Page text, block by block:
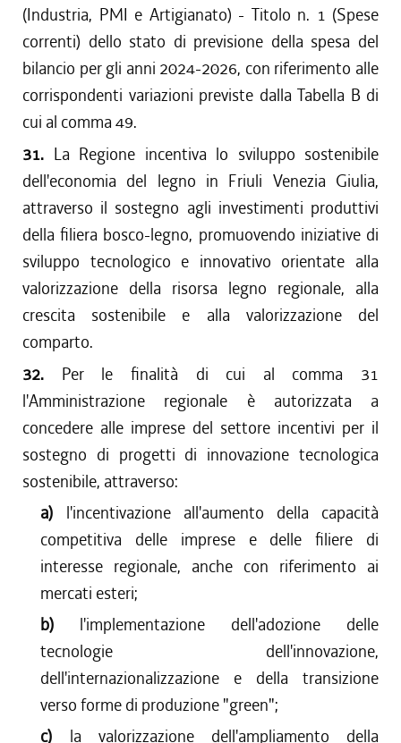
(Industria, PMI e Artigianato) - Titolo n. 1 (Spese
correnti) dello stato di previsione della spesa del
bilancio per gli anni 2024-2026, con riferimento alle
corrispondenti variazioni previste dalla Tabella B di
cui al comma 49.
31. La Regione incentiva lo sviluppo sostenibile
dell'economia del legno in Friuli Venezia Giulia,
attraverso il sostegno agli investimenti produttivi
della filiera bosco-legno, promuovendo iniziative di
sviluppo tecnologico e innovativo orientate alla
valorizzazione della risorsa legno regionale, alla
crescita sostenibile e alla valorizzazione del
comparto.
32. Per le finalità di cui al comma 31
l'Amministrazione regionale è autorizzata a
concedere alle imprese del settore incentivi per il
sostegno di progetti di innovazione tecnologica
sostenibile, attraverso:
a) l'incentivazione all'aumento della capacità
competitiva delle imprese e delle filiere di
interesse regionale, anche con riferimento ai
mercati esteri;
b) l'implementazione dell'adozione delle
tecnologie dell'innovazione,
dell'internazionalizzazione e della transizione
verso forme di produzione "green";
c) la valorizzazione dell'ampliamento della